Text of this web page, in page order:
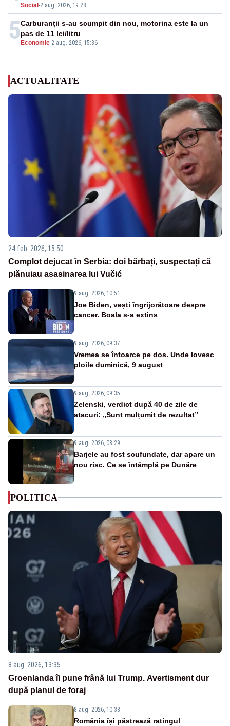
Social -2 aug. 2026, 19:28
5 Economie-2 aug. 2026, 15:36
Carburanții s-au scumpit din nou, motorina este la un
pas de 11 lei/litru
ACTUALITATE
24 feb. 2026, 15:50
Complot dejucat în Serbia: doi bărbați, suspectați că
plănuiau asasinarea lui Vučić
9 aug. 2026, 10:51
Joe Biden, vești îngrijorătoare despre
cancer. Boala s-a extins
9 aug. 2026, 09:37
Vremea se întoarce pe dos. Unde lovesc
ploile duminică, 9 august
9 aug. 2026, 09:35
Zelenski, verdict după 40 de zile de
atacuri: „Sunt mulțumit de rezultat”
9 aug. 2026, 08:29
Barjele au fost scufundate, dar apare un
nou risc. Ce se întâmplă pe Dunăre
POLITICA
8 aug. 2026, 13:35
Groenlanda îi pune frână lui Trump. Avertisment dur
după planul de foraj
8 aug. 2026, 10:38
România își păstrează ratingul